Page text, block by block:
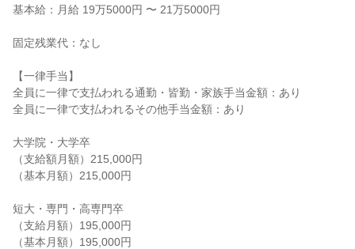
基本給：月給 19万5000円 〜 21万5000円
固定残業代：なし
【一律手当】
全員に一律で支払われる通勤・皆勤・家族手当金額：あり
全員に一律で支払われるその他手当金額：あり
大学院・大学卒
（支給額月額）215,000円
（基本月額）215,000円
短大・専門・高専門卒
（支給月額）195,000円
（基本月額）195,000円